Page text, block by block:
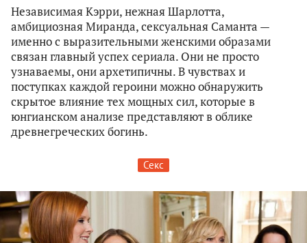
Независимая Кэрри, нежная Шарлотта,
амбициозная Миранда, сексуальная Саманта —
именно с выразительными женскими образами
связан главный успех сериала. Они не просто
узнаваемы, они архетипичны. В чувствах и
поступках каждой героини можно обнаружить
скрытое влияние тех мощных сил, которые в
юнгианском анализе представляют в облике
древнегреческих богинь.
Секс